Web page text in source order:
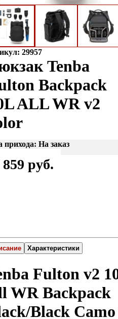
29957
Tenba
Backpack
ALL WR v2
прихода: На заказ
859 руб.
Характеристики
Fulton v2
WR Backpack
Black Camo